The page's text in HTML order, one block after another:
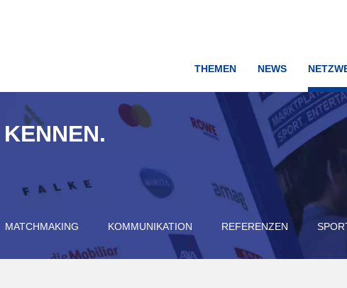
THEMEN NEWS
MATCHMAKING KOMMUNIKATION REFERENZEN